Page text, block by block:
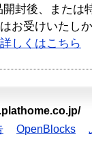
開封後、または
お受けいたし
しくはこちら
OpenBlocks